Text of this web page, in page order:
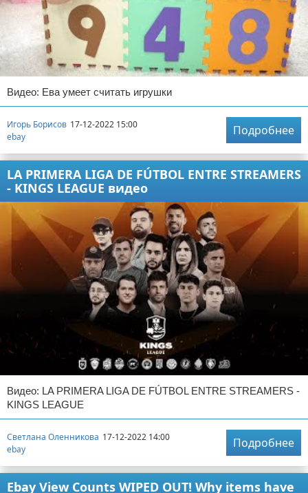
Видео: Ева умеет считать игрушки
Игорь Борисов 17-12-2022 15:00
ebay
Подробнее
LA PRIMERA LIGA DE FÚTBOL ENTRE STREAMERS
- KINGS LEAGUE видео
Видео: LA PRIMERA LIGA DE FÚTBOL ENTRE STREAMERS -
KINGS LEAGUE
Светлана Оленникова 17-12-2022 14:00
ebay
Подробнее
Ebay View Counts WIPED OUT! Why items have